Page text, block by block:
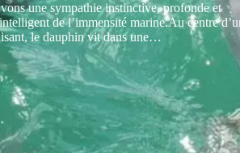
une sympathie instinctive, profonde et
de l’immensité marine.Au centre
le dauphin vit dans une…